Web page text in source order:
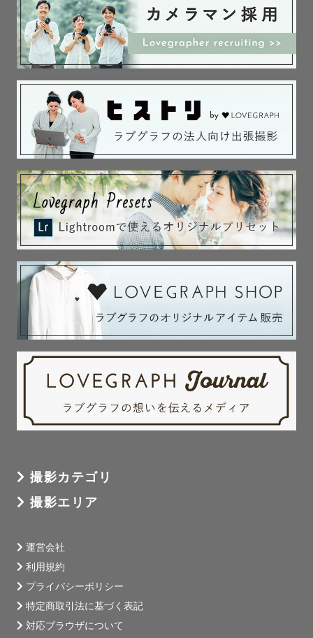
Capturing natural moments with care,
one photo at a time.
Feel free to share your requests during the shoot.
Whether it's "I'd like this kind of photo" or "I'd like
to capture this moment,"
we welcome any consultation!
Regarding wedding pre-shoots, couple, and family
photography:
This is a wonderful opportunity to capture
memories before starting a new chapter in your
life.
In the future, when you look back with family and
friends, these photos will bring back memories with
smiles.
Currently, I also work as a photographer for
weddings and receptions,
so you can leave the poses and compositions to
Whether it's natural expressions or well-posed
撮影カテゴリ
撮影エリア
運営会社
利用規約
プライバシーポリシー
特定商取引法に基づく表記
対応ブラウザについて